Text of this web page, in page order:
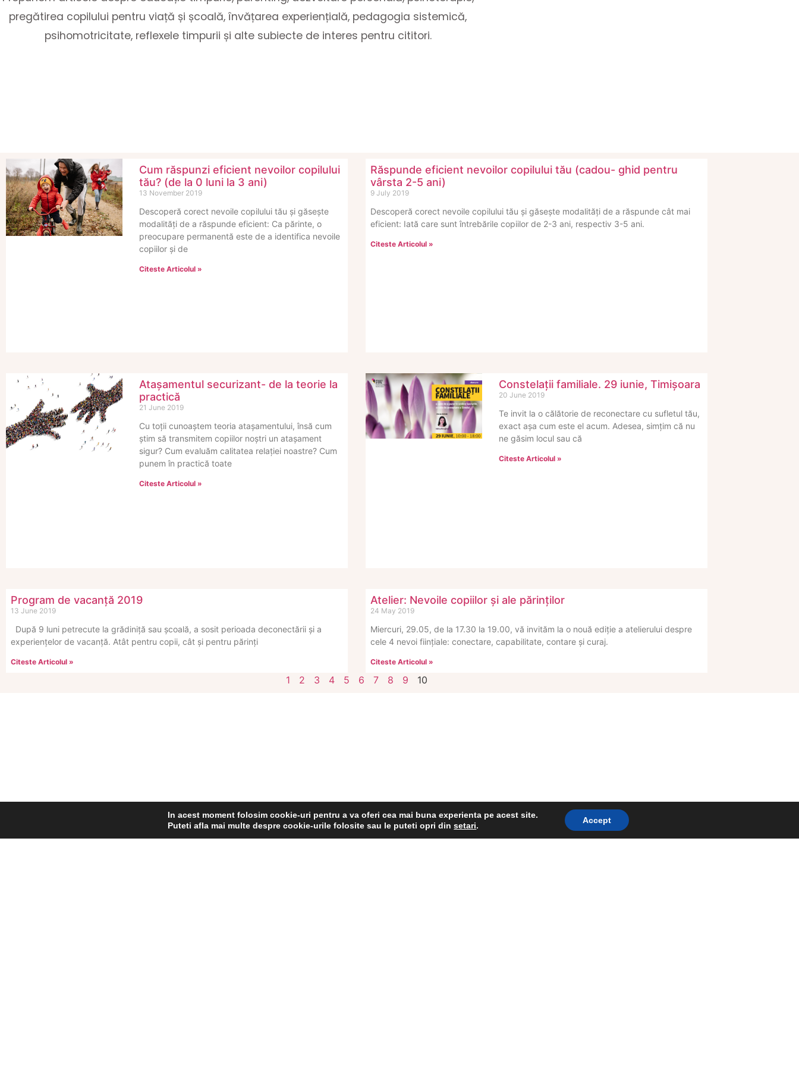
pregătirea copilului pentru viață și școală, învățarea experiențială, pedagogia sistemică,
psihomotricitate, reflexele timpurii și alte subiecte de interes pentru cititori.
Cum răspunzi eficient nevoilor copilului
tău? (de la 0 luni la 3 ani)
13 November 2019
Descoperă corect nevoile copilului tău și găsește
modalități de a răspunde eficient: Ca părinte, o
preocupare permanentă este de a identifica nevoile
copiilor și de
Citeste Articolul »
Răspunde eficient nevoilor copilului tău (cadou- ghid pentru
vârsta 2-5 ani)
9 July 2019
Descoperă corect nevoile copilului tău și găsește modalități de a răspunde cât mai
eficient: Iată care sunt întrebările copiilor de 2-3 ani, respectiv 3-5 ani.
Citeste Articolul »
Atașamentul securizant- de la teorie la
practică
21 June 2019
Cu toții cunoaștem teoria atașamentului, însă cum
știm să transmitem copiilor noștri un atașament
sigur? Cum evaluăm calitatea relației noastre? Cum
punem în practică toate
Citeste Articolul »
Constelații familiale. 29 iunie, Timișoara
20 June 2019
Te invit la o călătorie de reconectare cu sufletul tău,
exact așa cum este el acum. Adesea, simțim că nu
ne găsim locul sau că
Citeste Articolul »
Program de vacanță 2019
13 June 2019
După 9 luni petrecute la grădiniță sau școală, a sosit perioada deconectării și a
experiențelor de vacanță. Atât pentru copii, cât și pentru părinți
Citeste Articolul »
Atelier: Nevoile copiilor și ale părinților
24 May 2019
Miercuri, 29.05, de la 17.30 la 19.00, vă invităm la o nouă ediție a atelierului despre
cele 4 nevoi ființiale: conectare, capabilitate, contare și curaj.
Citeste Articolul »
1 2 3 4 5 6 7 8 9 10
In acest moment folosim cookie-uri pentru a va oferi cea mai buna experienta pe acest site.
Puteti afla mai multe despre cookie-urile folosite sau le puteti opri dinsetari.
Accept